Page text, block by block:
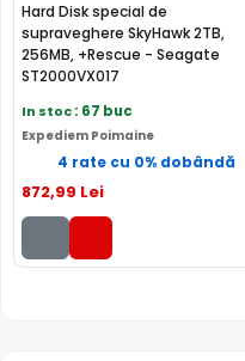
Hard Disk special de
supraveghere SkyHawk 2TB,
256MB, +Rescue - Seagate
ST2000VX017
In stoc: 67 buc
Expediem Poimaine
4 rate cu 0% dobândă
872,99 Lei